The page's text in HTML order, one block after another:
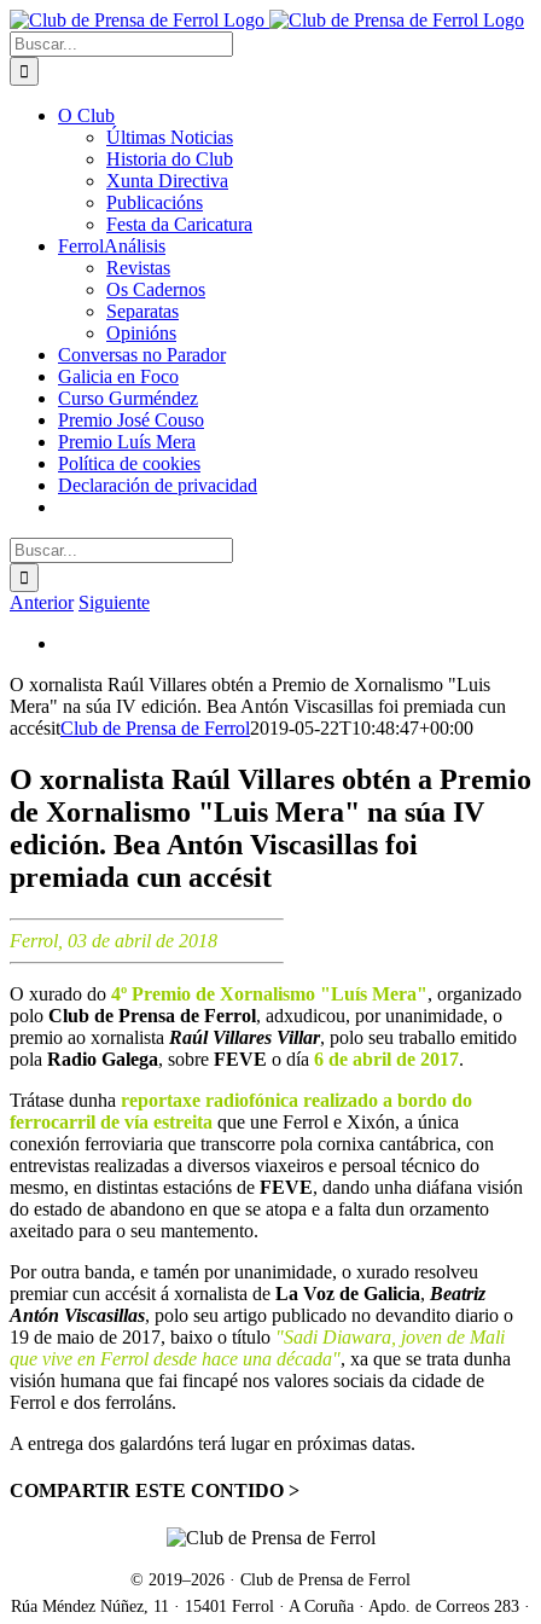
Saltar
al
contenido
Buscar:
O Club
Últimas Noticias
Historia do Club
Xunta Directiva
Publicacións
Festa da Caricatura
FerrolAnálisis
Revistas
Os Cadernos
Separatas
Opinións
Conversas no Parador
Galicia en Foco
Curso Gurméndez
Premio José Couso
Premio Luís Mera
Política de cookies
Declaración de privacidad
Buscar:
Anterior Siguiente
más
grande
O xornalista Raúl Villares obtén a Premio de Xornalismo "Luis
Mera" na súa IV edición. Bea Antón Viscasillas foi premiada cun
accésitClub de Prensa de Ferrol2019-05-22T10:48:47+00:00
O xornalista Raúl Villares obtén a Premio
de Xornalismo "Luis Mera" na súa IV
edición. Bea Antón Viscasillas foi
premiada cun accésit
Ferrol, 03 de abril de 2018
O xurado do 4º Premio de Xornalismo "Luís Mera", organizado
polo Club de Prensa de Ferrol, adxudicou, por unanimidade, o
premio ao xornalista Raúl Villares Villar, polo seu traballo emitido
pola Radio Galega, sobre FEVE o día 6 de abril de 2017.
Trátase dunha reportaxe radiofónica realizado a bordo do
ferrocarril de vía estreita que une Ferrol e Xixón, a única
conexión ferroviaria que transcorre pola cornixa cantábrica, con
entrevistas realizadas a diversos viaxeiros e persoal técnico do
mesmo, en distintas estacións de FEVE, dando unha diáfana visión
do estado de abandono en que se atopa e a falta dun orzamento
axeitado para o seu mantemento.
Por outra banda, e tamén por unanimidade, o xurado resolveu
premiar cun accésit á xornalista de La Voz de Galicia, Beatriz
Antón Viscasillas, polo seu artigo publicado no devandito diario o
19 de maio de 2017, baixo o título "Sadi Diawara, joven de Mali
que vive en Ferrol desde hace una década", xa que se trata dunha
visión humana que fai fincapé nos valores sociais da cidade de
Ferrol e dos ferroláns.
A entrega dos galardóns terá lugar en próximas datas.
COMPARTIR ESTE CONTIDO >
© 2019–2026 · Club de Prensa de Ferrol
Rúa Méndez Núñez, 11 · 15401 Ferrol · A Coruña · Apdo. de Correos 283 ·